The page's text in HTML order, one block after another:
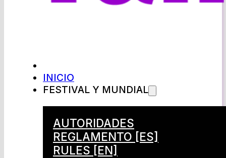
INICIO
FESTIVAL Y MUNDIAL
AUTORIDADES
REGLAMENTO [ES]
RULES [EN]